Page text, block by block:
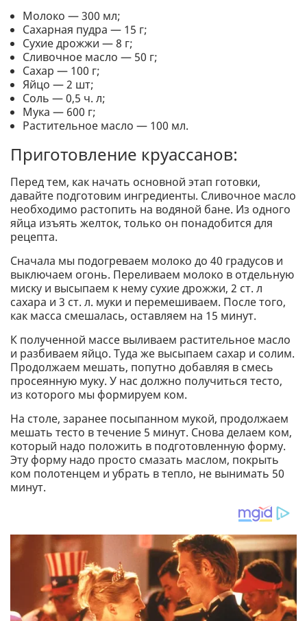
Молоко — 300 мл;
Сахарная пудра — 15 г;
Сухие дрожжи — 8 г;
Сливочное масло — 50 г;
Сахар — 100 г;
Яйцо — 2 шт;
Соль — 0,5 ч. л;
Мука — 600 г;
Растительное масло — 100 мл.
Приготовление круассанов:
Перед тем, как начать основной этап готовки,
давайте подготовим ингредиенты. Сливочное масло
необходимо растопить на водяной бане. Из одного
яйца изъять желток, только он понадобится для
рецепта.
Сначала мы подогреваем молоко до 40 градусов и
выключаем огонь. Переливаем молоко в отдельную
миску и высыпаем к нему сухие дрожжи, 2 ст. л
сахара и 3 ст. л. муки и перемешиваем. После того,
как масса смешалась, оставляем на 15 минут.
К полученной массе выливаем растительное масло
и разбиваем яйцо. Туда же высыпаем сахар и солим.
Продолжаем мешать, попутно добавляя в смесь
просеянную муку. У нас должно получиться тесто,
из которого мы формируем ком.
На столе, заранее посыпанном мукой, продолжаем
мешать тесто в течение 5 минут. Снова делаем ком,
который надо положить в подготовленную форму.
Эту форму надо просто смазать маслом, покрыть
ком полотенцем и убрать в тепло, не вынимать 50
минут.